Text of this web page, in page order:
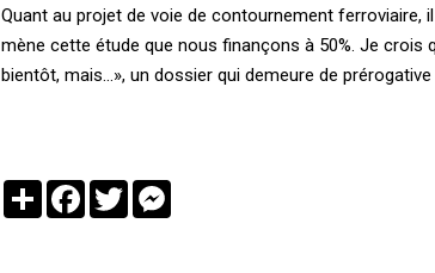
Quant au projet de voie de contournement ferroviaire,
mène cette étude que nous finançons à 50%. Je
bientôt, mais…», un dossier qui demeure de
PartagerFacebook
TwitterMessenger